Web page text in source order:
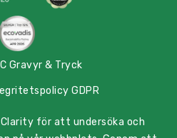
Gravyr & Tryck
GDPR
för att undersöka och